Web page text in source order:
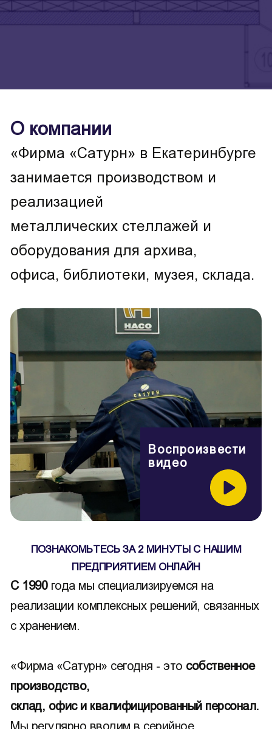
О компании
«Фирма «Сатурн» в Екатеринбурге
занимается производством и
реализацией
металлических стеллажей и
оборудования для архива,
офиса, библиотеки, музея, склада.
Воспроизвести
видео
ПОЗНАКОМЬТЕСЬ ЗА 2 МИНУТЫ С НАШИМ
ПРЕДПРИЯТИЕМ ОНЛАЙН
С 1990 года мы специализируемся на
реализации комплексных решений, связанных
с хранением.
«Фирма «Сатурн» сегодня - это собственное
производство,
склад, офис и квалифицированный персонал.
Мы регулярно вводим в серийное